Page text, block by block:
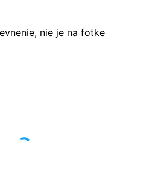
nie je na fotke